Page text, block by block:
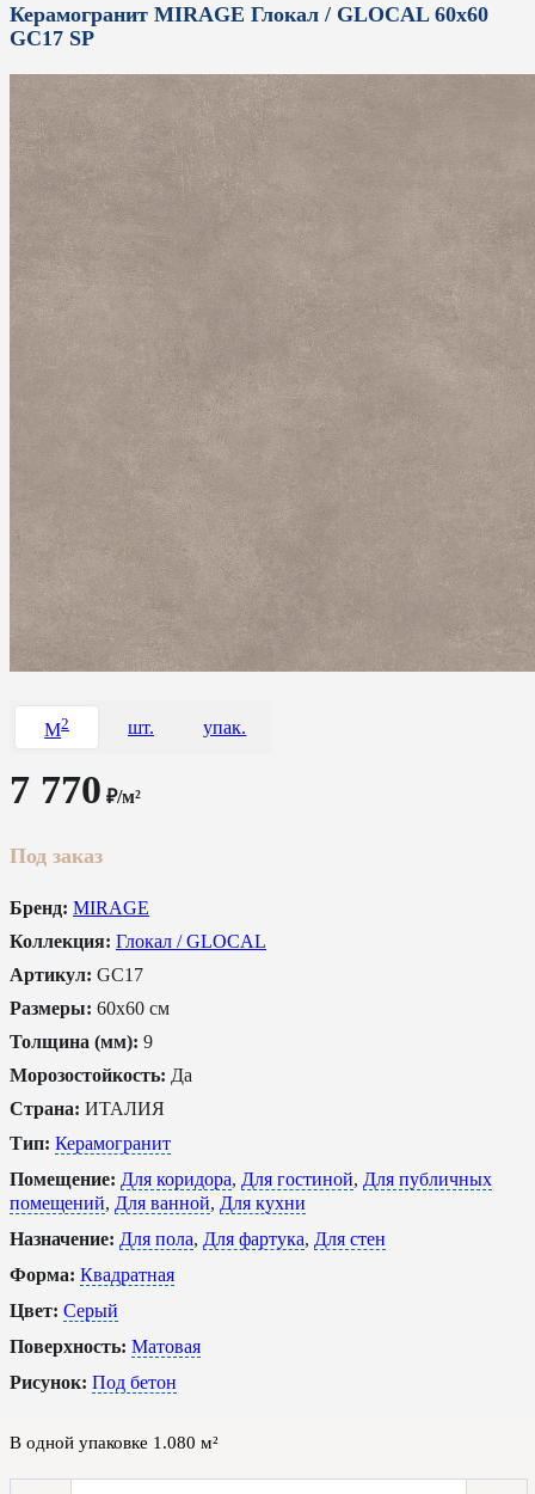
Керамогранит MIRAGE Глокал / GLOCAL 60x60
GC17 SP
M2 шт. упак.
7 770 ₽/м²
Под заказ
Бренд: MIRAGE
Коллекция: Глокал / GLOCAL
Артикул: GC17
Размеры: 60x60 см
Толщина (мм): 9
Морозостойкость: Да
Страна: ИТАЛИЯ
Тип: Керамогранит
Помещение: Для коридора, Для гостиной, Для публичных
помещений, Для ванной, Для кухни
Назначение: Для пола, Для фартука, Для стен
Форма: Квадратная
Цвет: Серый
Поверхность: Матовая
Рисунок: Под бетон
В одной упаковке 1.080 м²